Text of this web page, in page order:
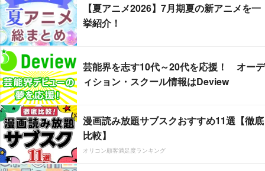
【夏アニメ2026】7月期夏の新アニメを一
挙紹介！
芸能界を志す10代～20代を応援！ オーデ
ィション・スクール情報はDeview
漫画読み放題サブスクおすすめ11選【徹底
比較】
オリコン顧客満足度ランキング